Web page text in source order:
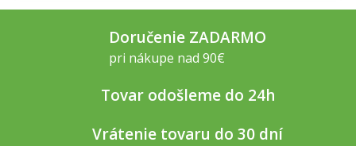
Doručenie ZADARMO
pri nákupe nad 90€
Tovar odošleme do 24h
Vrátenie tovaru do 30 dní